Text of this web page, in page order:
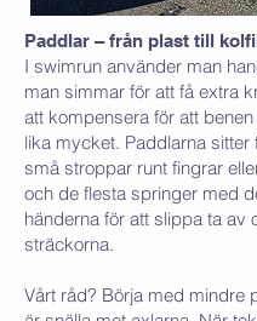
Paddlar – från plast till
I swimrun använder man
man simmar för att få extra
att kompensera för att
lika mycket. Paddlarna sitter
små stroppar runt fingrar
och de flesta springer med
händerna för att slippa ta av
sträckorna.
Vårt råd? Börja med mindre